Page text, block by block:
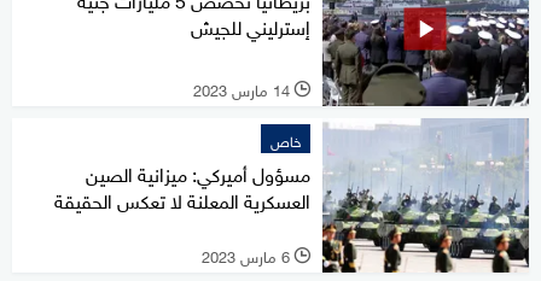
إسترليني للجيش
l 14 مارس 2023
خاص
مسؤول أميركي: ميزانية الصين
العسكرية المعلنة لا تعكس الحقيقة
l 6 مارس 2023